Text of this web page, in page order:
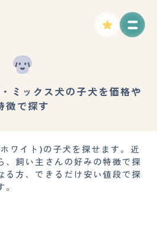
ミックス犬の子犬を価格や
徴で探す
ワイト)の子犬を探せます。近
、飼い主さんの好みの特徴で探
る方、できるだけ安い値段で探